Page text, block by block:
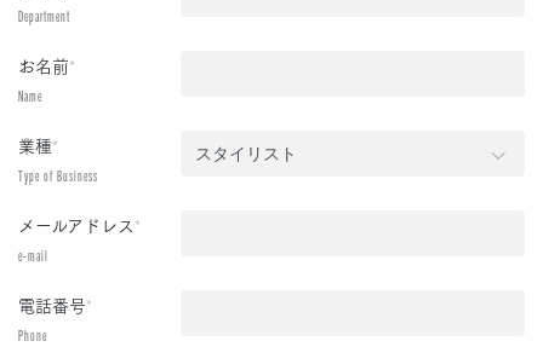
Department
お名前*
Name
業種*
Type of Business
メールアドレス*
e-mail
電話番号*
Phone